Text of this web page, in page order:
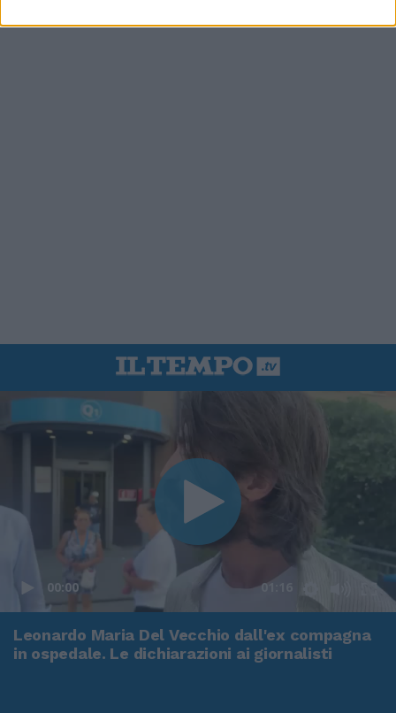
00:00 01:16
Leonardo Maria Del Vecchio dall'ex compagna
in ospedale. Le dichiarazioni ai giornalisti